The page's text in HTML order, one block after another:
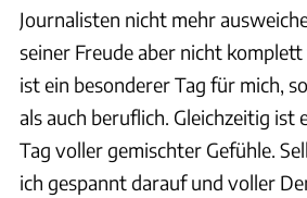
Journalisten nicht mehr
seiner Freude aber nicht
ist ein besonderer Tag für mich,
als auch beruflich. Gleichzeitig ist
Tag voller gemischter Gefühle.
ich gespannt darauf und voller